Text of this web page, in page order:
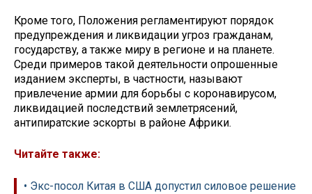
Кроме того, Положения регламентируют порядок
предупреждения и ликвидации угроз гражданам,
государству, а также миру в регионе и на планете.
Среди примеров такой деятельности опрошенные
изданием эксперты, в частности, называют
привлечение армии для борьбы с коронавирусом,
ликвидацией последствий землетрясений,
антипиратские эскорты в районе Африки.
Читайте также:
• Экс-посол Китая в США допустил силовое решение